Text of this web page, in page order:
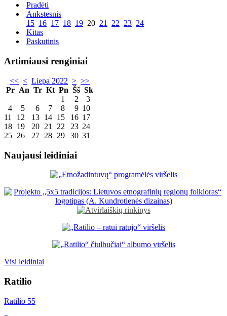
Pradėti
Ankstesnis
15 16 17 18 19 20 21 22 23 24
Kitas
Paskutinis
Artimiausi renginiai
<< < Liepa 2022 > >>
Pr An Tr Kt Pn Šš Sk
1
2
3
4
5 6 7 8 9 10
11
12 13 14 15 16 17
18 19 20 21 22 23 24
25 26 27 28 29 30 31
Naujausi leidiniai
Visi leidiniai
Ratilio
Ratilio 55